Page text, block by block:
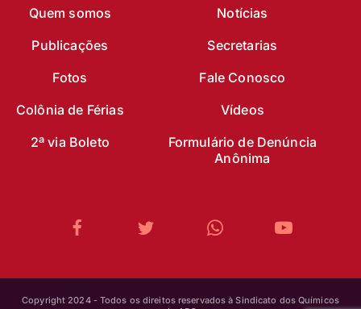
Quem somos
Notícias
Publicações
Secretarias
Fotos
Fale Conosco
Colônia de Férias
Vídeos
2ª via Boleto
Formulário de Denúncia
Anônima
Copyright 2024 - Todos os direitos reservados à Sindicato dos Químicos